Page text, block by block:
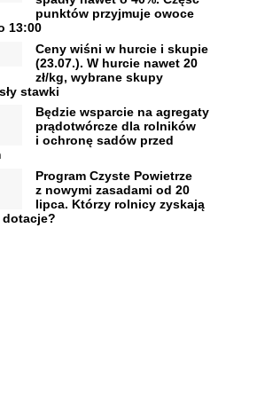
punktów przyjmuje owoce
13:00
Ceny wiśni w hurcie i skupie
(23.07.). W hurcie nawet 20
zł/kg, wybrane skupy
stawki
Będzie wsparcie na agregaty
prądotwórcze dla rolników
i ochronę sadów przed
Program Czyste Powietrze
z nowymi zasadami od 20
lipca. Którzy rolnicy zyskają
dotacje?